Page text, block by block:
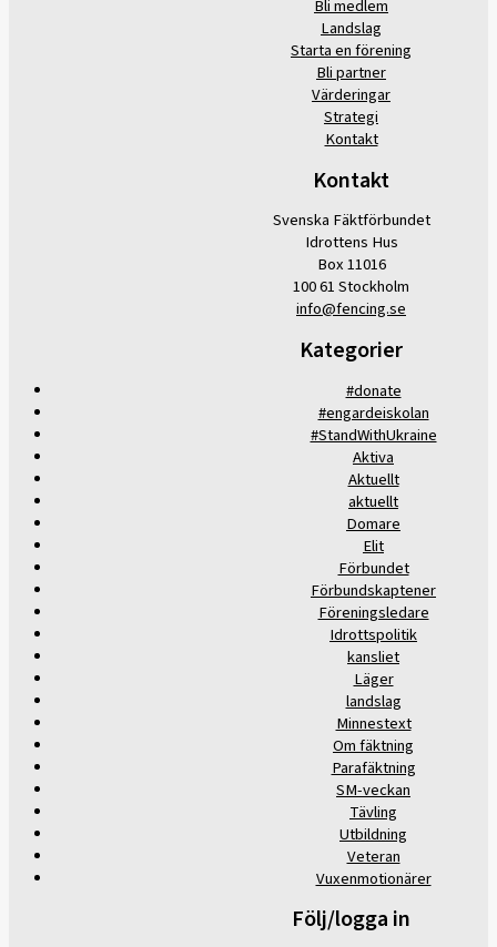
Bli medlem
Landslag
Starta en förening
Bli partner
Värderingar
Strategi
Kontakt
Kontakt
Svenska Fäktförbundet
Idrottens Hus
Box 11016
100 61 Stockholm
info@fencing.se
Kategorier
#donate
#engardeiskolan
#StandWithUkraine
Aktiva
Aktuellt
aktuellt
Domare
Elit
Förbundet
Förbundskaptener
Föreningsledare
Idrottspolitik
kansliet
Läger
landslag
Minnestext
Om fäktning
Parafäktning
SM-veckan
Tävling
Utbildning
Veteran
Vuxenmotionärer
Följ/logga in